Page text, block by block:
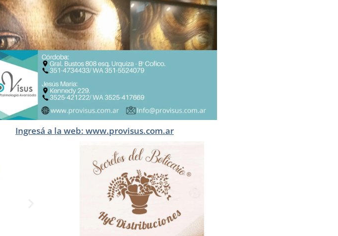
Ingresá a la web: www.provisus.com.ar